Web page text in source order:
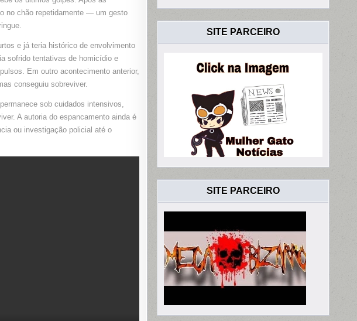
PARAR
NA
NAS
REDES
no chão repetidamente — um gesto
e já teria histórico de envolvimento
sofrido tentativas de homicídio e
Em outro acontecimento anterior,
conseguiu sobreviver.
sob cuidados intensivos,
A autoria do espancamento ainda é
ou investigação policial até o
SITE PARCEIRO
SITE PARCEIRO